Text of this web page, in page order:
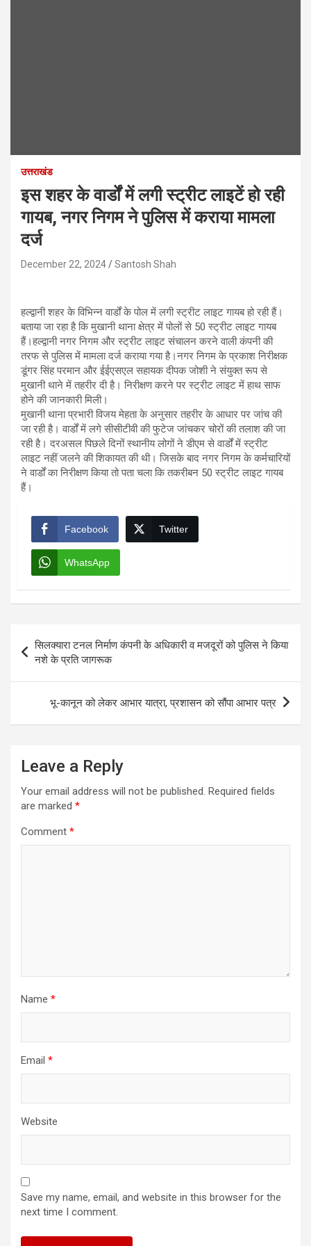
उत्तराखंड
इस शहर के वार्डों में लगी स्ट्रीट लाइटें हो रही
गायब, नगर निगम ने पुलिस में कराया मामला
दर्ज
December 22, 2024 Santosh Shah
हल्द्वानी शहर के विभिन्न वार्डों के पोल में लगी स्ट्रीट लाइट गायब हो रही हैं।
बताया जा रहा है कि मुखानी थाना क्षेत्र में पोलों से 50 स्ट्रीट लाइट गायब
हैं।हल्द्वानी नगर निगम और स्ट्रीट लाइट संचालन करने वाली कंपनी की
तरफ से पुलिस में मामला दर्ज कराया गया है।नगर निगम के प्रकाश निरीक्षक
डूंगर सिंह परमान और ईईएसएल सहायक दीपक जोशी ने संयुक्त रूप से
मुखानी थाने में तहरीर दी है। निरीक्षण करने पर स्ट्रीट लाइट में हाथ साफ
होने की जानकारी मिली।
मुखानी थाना प्रभारी विजय मेहता के अनुसार तहरीर के आधार पर जांच की
जा रही है। वार्डों में लगे सीसीटीवी की फुटेज जांचकर चोरों की तलाश की जा
रही है। दरअसल पिछले दिनों स्थानीय लोगों ने डीएम से वार्डों में स्ट्रीट
लाइट नहीं जलने की शिकायत की थी। जिसके बाद नगर निगम के कर्मचारियों
ने वार्डों का निरीक्षण किया तो पता चला कि तकरीबन 50 स्ट्रीट लाइट गायब
हैं।
Facebook Twitter
WhatsApp
navigation
सिलक्यारा टनल निर्माण कंपनी के अधिकारी व मजदूरों को पुलिस ने किया
नशे के प्रति जागरूक
भू-कानून को लेकर आभार यात्रा, प्रशासन को सौंपा आभार पत्र
Leave a Reply
Your email address will not be published. Required fields
are marked *
Comment *
Name *
Email *
Website
Save my name, email, and website in this browser for the
next time I comment.